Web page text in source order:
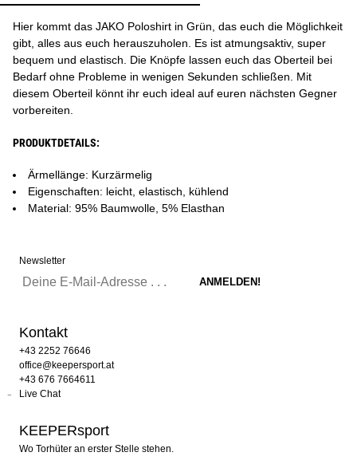
Hier kommt das JAKO Poloshirt in Grün, das euch die Möglichkeit
gibt, alles aus euch herauszuholen. Es ist atmungsaktiv, super
bequem und elastisch. Die Knöpfe lassen euch das Oberteil bei
Bedarf ohne Probleme in wenigen Sekunden schließen. Mit
diesem Oberteil könnt ihr euch ideal auf euren nächsten Gegner
vorbereiten.
PRODUKTDETAILS:
Ärmellänge: Kurzärmelig
Eigenschaften: leicht, elastisch, kühlend
Material: 95% Baumwolle, 5% Elasthan
Newsletter
Kontakt
+43 2252 76646
office@keepersport.at
+43 676 7664611
Live Chat
KEEPERsport
Wo Torhüter an erster Stelle stehen.